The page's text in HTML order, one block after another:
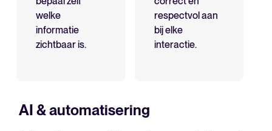
welke
informatie
zichtbaar is.
respectvol aan
bij elke
interactie.
AI & automatisering